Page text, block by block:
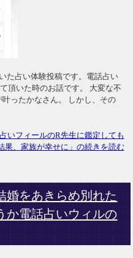
た占い体験投稿です。電話占い
頂いた時のお話です。 大変な不
ったかなさん。 しかし、その
いフィールのR先生に鑑定しても
果、家族が幸せに」の続きを読む
婚をあきらめ別れた
か電話占いウィルの